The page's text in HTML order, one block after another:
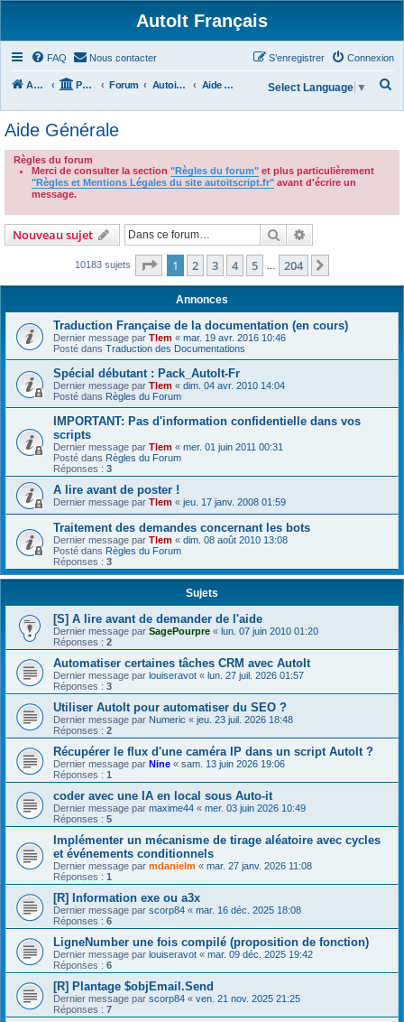
AutoIt Français
FAQ Nous contacter Connexion
S’enregistrer
Accueil Portail Forum Autoit v3 Aide Générale
h
c
Select Language ▼
Aide Générale
Règles du forum
Merci de consulter la section "Règles du forum" et plus particulièrement
"Règles et Mentions Légales du site autoitscript.fr" avant d'écrire un
message.
Nouveau sujet Rechercher
10183 sujets Page 1sur204
1 2 3 4 5 204
Annonces
Traduction Française de la documentation (en cours)
Dernier message par Tlem « mar. 19 avr. 2016 10:46
Posté dans Traduction des Documentations
Spécial débutant : Pack_AutoIt-Fr
Dernier message par Tlem « dim. 04 avr. 2010 14:04
Posté dans Règles du Forum
IMPORTANT: Pas d'information confidentielle dans vos
scripts
Dernier message par Tlem « mer. 01 juin 2011 00:31
Posté dans Règles du Forum
Réponses : 3
A lire avant de poster !
Dernier message par Tlem « jeu. 17 janv. 2008 01:59
Traitement des demandes concernant les bots
Dernier message par Tlem « dim. 08 août 2010 13:08
Posté dans Règles du Forum
Réponses : 3
Sujets
[S] A lire avant de demander de l'aide
Dernier message par SagePourpre « lun. 07 juin 2010 01:20
Réponses : 2
Automatiser certaines tâches CRM avec AutoIt
Dernier message par louiseravot « lun. 27 juil. 2026 01:57
Réponses : 3
Utiliser AutoIt pour automatiser du SEO ?
Dernier message par Numeric « jeu. 23 juil. 2026 18:48
Réponses : 2
Récupérer le flux d'une caméra IP dans un script AutoIt ?
Dernier message par Nine « sam. 13 juin 2026 19:06
Réponses : 1
coder avec une IA en local sous Auto-it
Dernier message par maxime44 « mer. 03 juin 2026 10:49
Réponses : 5
Implémenter un mécanisme de tirage aléatoire avec cycles
et événements conditionnels
Dernier message par mdanielm « mar. 27 janv. 2026 11:08
Réponses : 1
[R] Information exe ou a3x
Dernier message par scorp84 « mar. 16 déc. 2025 18:08
Réponses : 6
LigneNumber une fois compilé (proposition de fonction)
Dernier message par louiseravot « mar. 09 déc. 2025 19:42
Réponses : 6
[R] Plantage $objEmail.Send
Dernier message par scorp84 « ven. 21 nov. 2025 21:25
Réponses : 7